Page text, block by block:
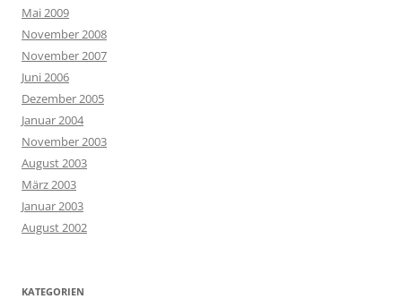
Mai 2009
November 2008
November 2007
Juni 2006
Dezember 2005
Januar 2004
November 2003
August 2003
März 2003
Januar 2003
August 2002
KATEGORIEN